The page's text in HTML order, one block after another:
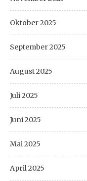
Oktober 2025
September 2025
August 2025
Juli 2025
Juni 2025
Mai 2025
April 2025